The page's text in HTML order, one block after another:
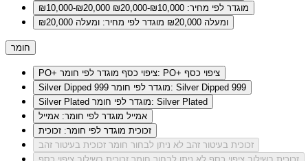
₪10,000-₪20,000
מוגדר לפי מחיר: ₪10,000-₪20,000
ומעלה ₪20,000
מוגדר לפי מחיר: ומעלה ₪20,000
חומר
PO+ ציפוי כסף
מוגדר לפי חומר: PO+ ציפוי כסף
Silver Dipped 999
מוגדר לפי חומר: Silver Dipped 999
Silver Plated
מוגדר לפי חומר: Silver Plated
אמייל מוגדר לפי חומר: אמייל
זכוכית מוגדר לפי חומר: זכוכית
זכוכית בעיטור זהב לא ניתן לבחור חומר זכוכית בעיטור זהב